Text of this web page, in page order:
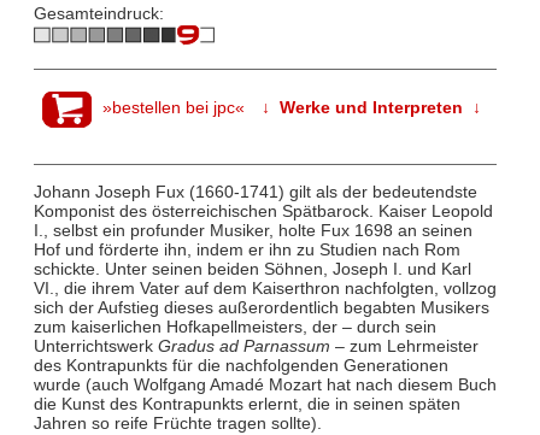
Gesamteindruck:
»bestellen bei jpc« ↓ Werke und Interpreten ↓
Johann Joseph Fux (1660-1741) gilt als der bedeutendste
Komponist des österreichischen Spätbarock. Kaiser Leopold
I., selbst ein profunder Musiker, holte Fux 1698 an seinen
Hof und förderte ihn, indem er ihn zu Studien nach Rom
schickte. Unter seinen beiden Söhnen, Joseph I. und Karl
VI., die ihrem Vater auf dem Kaiserthron nachfolgten, vollzog
sich der Aufstieg dieses außerordentlich begabten Musikers
zum kaiserlichen Hofkapellmeisters, der – durch sein
Unterrichtswerk Gradus ad Parnassum – zum Lehrmeister
des Kontrapunkts für die nachfolgenden Generationen
wurde (auch Wolfgang Amadé Mozart hat nach diesem Buch
die Kunst des Kontrapunkts erlernt, die in seinen späten
Jahren so reife Früchte tragen sollte).